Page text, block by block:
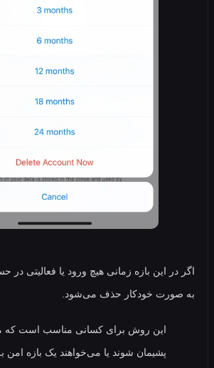
این بازه زمانی هیچ ورود یا فعالیتی در حساب رخ
خودکار حذف می‌شود.
این روش برای کسانی مناسب است که ممکن
پشیمان شوند یا می‌خواهند یک بازه امن برای